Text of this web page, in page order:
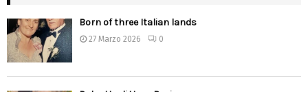
Born of three Italian lands
27 Marzo 2026 0